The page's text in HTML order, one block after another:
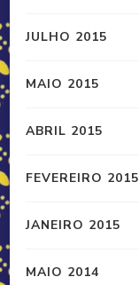
JULHO 2015
MAIO 2015
ABRIL 2015
FEVEREIRO 2015
JANEIRO 2015
MAIO 2014